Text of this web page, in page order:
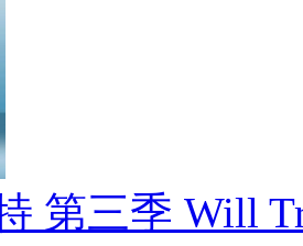
第三季 Will